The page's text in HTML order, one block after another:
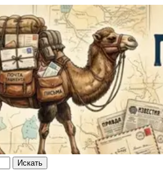
Искать